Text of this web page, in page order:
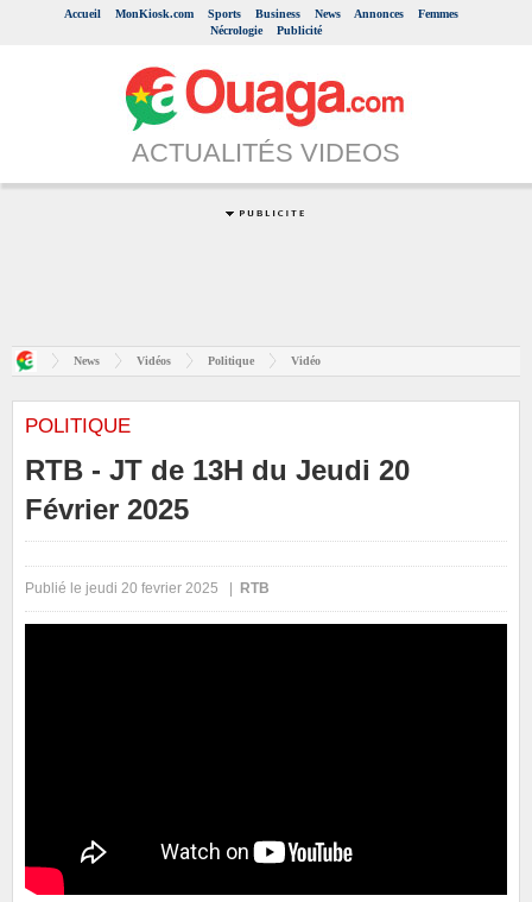
Accueil MonKiosk.com Sports Business News Annonces
Femmes
Nécrologie
Publicité
ACTUALITÉS VIDEOS
News Vidéos Politique Vidéo
POLITIQUE
RTB - JT de 13H du Jeudi 20
Février 2025
Publié le jeudi 20 fevrier 2025 | RTB